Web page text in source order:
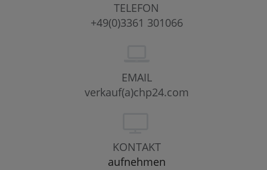
TELEFON
+49(0)3361 301066
EMAIL
verkauf(a)chp24.com
KONTAKT
aufnehmen